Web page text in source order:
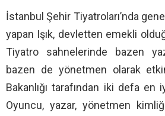
İstanbul Şehir Tiyatroları’nda
yapan Işık, devletten emekli
Tiyatro sahnelerinde bazen
bazen de yönetmen olarak
Bakanlığı tarafından iki defa
Oyuncu, yazar, yönetmen